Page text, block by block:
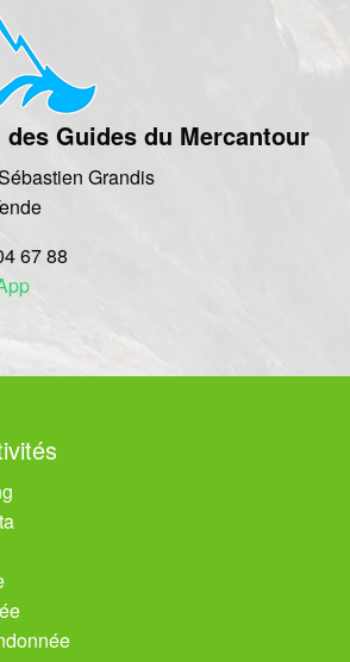
des Guides du Mercantour
Grandis
67 88